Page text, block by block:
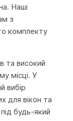
Наші
з
комплекту
та високий
місці. У
вибір
для вікон та
будь-який